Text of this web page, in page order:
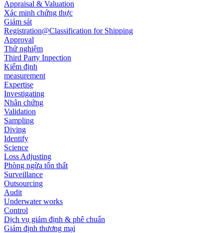
Appraisal & Valuation
Xác minh chứng thực
Giám sát
Registration@Classification for Shipping
Approval
Thử nghiệm
Third Party Inpection
Kiểm định
measurement
Expertise
Investigating
Nhân chứng
Validation
Sampling
Diving
Identify
Science
Loss Adjusting
Phòng ngừa tổn thất
Surveillance
Outsourcing
Audit
Underwater works
Control
Dịch vụ giám định & phê chuẩn
Giám định thương mại